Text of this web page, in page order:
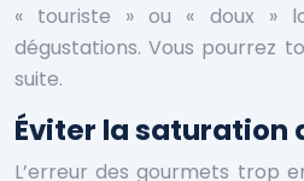
« touriste » ou « doux »
dégustations. Vous pourrez
suite.
Éviter la saturation
L’erreur des gourmets trop